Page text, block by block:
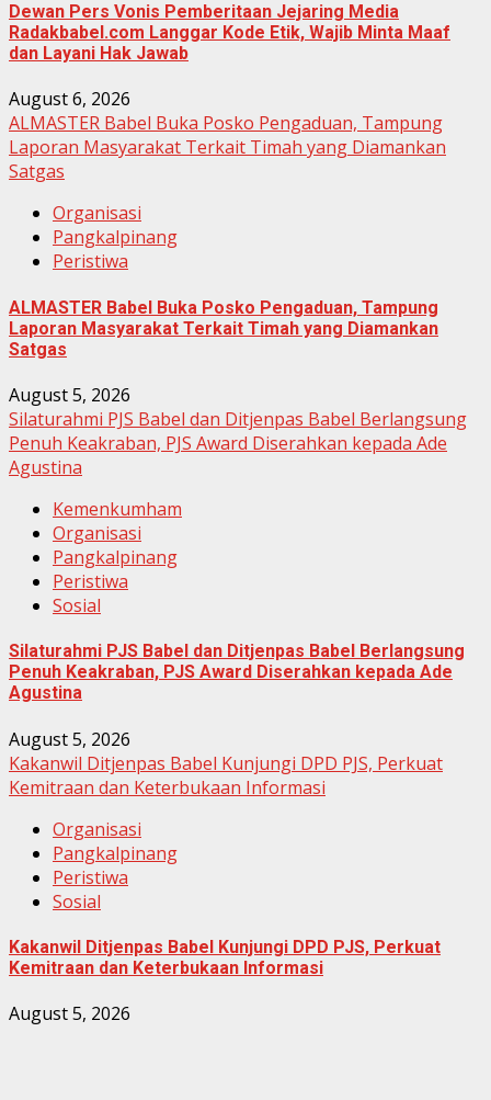
Dewan Pers Vonis Pemberitaan Jejaring Media
Radakbabel.com Langgar Kode Etik, Wajib Minta Maaf
dan Layani Hak Jawab
August 6, 2026
ALMASTER Babel Buka Posko Pengaduan, Tampung
Laporan Masyarakat Terkait Timah yang Diamankan
Satgas
Organisasi
Pangkalpinang
Peristiwa
ALMASTER Babel Buka Posko Pengaduan, Tampung
Laporan Masyarakat Terkait Timah yang Diamankan
Satgas
August 5, 2026
Silaturahmi PJS Babel dan Ditjenpas Babel Berlangsung
Penuh Keakraban, PJS Award Diserahkan kepada Ade
Agustina
Kemenkumham
Organisasi
Pangkalpinang
Peristiwa
Sosial
Silaturahmi PJS Babel dan Ditjenpas Babel Berlangsung
Penuh Keakraban, PJS Award Diserahkan kepada Ade
Agustina
August 5, 2026
Kakanwil Ditjenpas Babel Kunjungi DPD PJS, Perkuat
Kemitraan dan Keterbukaan Informasi
Organisasi
Pangkalpinang
Peristiwa
Sosial
Kakanwil Ditjenpas Babel Kunjungi DPD PJS, Perkuat
Kemitraan dan Keterbukaan Informasi
August 5, 2026